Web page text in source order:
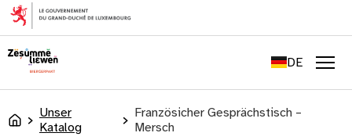
springen
DE
LU
Accueil
Unser
Katalog
Französicher Gesprächstisch –
Mersch